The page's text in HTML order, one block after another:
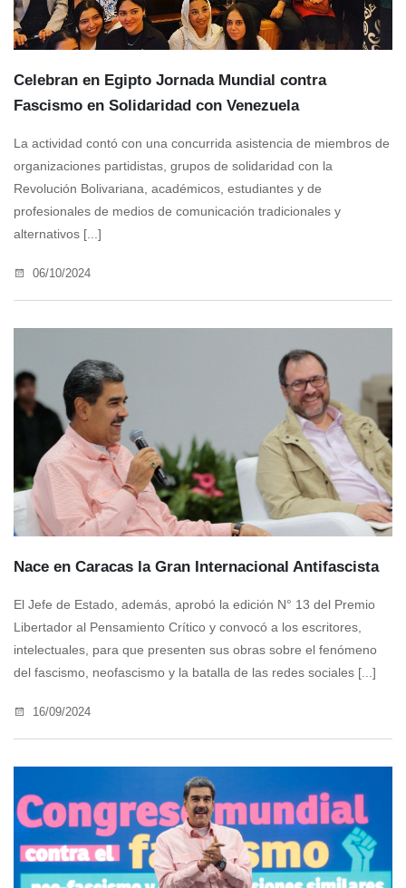
Celebran en Egipto Jornada Mundial contra
Fascismo en Solidaridad con Venezuela
La actividad contó con una concurrida asistencia de miembros de
organizaciones partidistas, grupos de solidaridad con la
Revolución Bolivariana, académicos, estudiantes y de
profesionales de medios de comunicación tradicionales y
alternativos [...]
06/10/2024
Nace en Caracas la Gran Internacional Antifascista
El Jefe de Estado, además, aprobó la edición N° 13 del Premio
Libertador al Pensamiento Crítico y convocó a los escritores,
intelectuales, para que presenten sus obras sobre el fenómeno
del fascismo, neofascismo y la batalla de las redes sociales [...]
16/09/2024